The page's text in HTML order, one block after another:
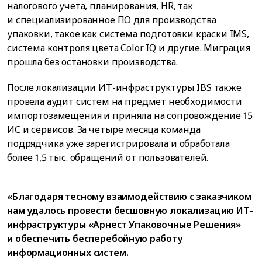
налогового учета, планирования, HR, так
и специализированное ПО для производства
упаковки, такое как система подготовки краски IMS,
система контроля цвета Color IQ и другие. Миграция
прошла без остановки производства.
После локализации ИТ-инфраструктуры IBS также
провела аудит систем на предмет необходимости
импортозамещения и приняла на сопровождение 15
ИС и сервисов. За четыре месяца команда
подрядчика уже зарегистрировала и обработала
более 1,5 тыс. обращений от пользователей.
«Благодаря тесному взаимодействию с заказчиком
нам удалось провести бесшовную локализацию ИТ-
инфраструктуры «Арнест Упаковочные Решения»
и обеспечить бесперебойную работу
информационных систем.